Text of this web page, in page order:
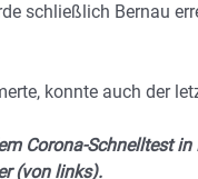
schließlich Bernau
konnte auch der
Corona-Schnelltest
(von links).